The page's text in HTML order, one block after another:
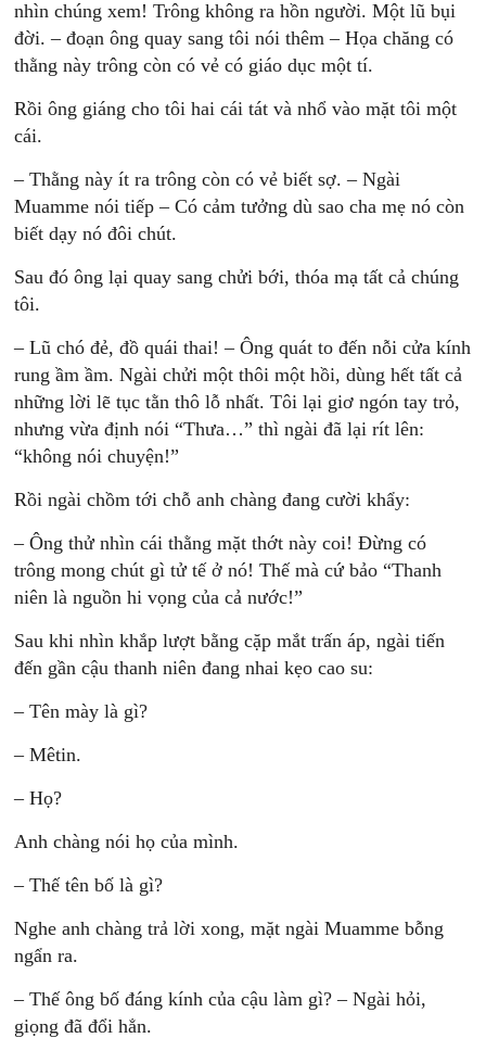
nhìn chúng xem! Trông không ra hồn người. Một lũ bụi
đời. – đoạn ông quay sang tôi nói thêm – Họa chăng có
thằng này trông còn có vẻ có giáo dục một tí.
Rồi ông giáng cho tôi hai cái tát và nhổ vào mặt tôi một
cái.
– Thằng này ít ra trông còn có vẻ biết sợ. – Ngài
Muamme nói tiếp – Có cảm tưởng dù sao cha mẹ nó còn
biết dạy nó đôi chút.
Sau đó ông lại quay sang chửi bới, thóa mạ tất cả chúng
tôi.
– Lũ chó đẻ, đồ quái thai! – Ông quát to đến nỗi cửa kính
rung ầm ầm. Ngài chửi một thôi một hồi, dùng hết tất cả
những lời lẽ tục tằn thô lỗ nhất. Tôi lại giơ ngón tay trỏ,
nhưng vừa định nói “Thưa…” thì ngài đã lại rít lên:
“không nói chuyện!”
Rồi ngài chồm tới chỗ anh chàng đang cười khẩy:
– Ông thử nhìn cái thằng mặt thớt này coi! Đừng có
trông mong chút gì tử tế ở nó! Thế mà cứ bảo “Thanh
niên là nguồn hi vọng của cả nước!”
Sau khi nhìn khắp lượt bằng cặp mắt trấn áp, ngài tiến
đến gần cậu thanh niên đang nhai kẹo cao su:
– Tên mày là gì?
– Mêtin.
– Họ?
Anh chàng nói họ của mình.
– Thế tên bố là gì?
Nghe anh chàng trả lời xong, mặt ngài Muamme bỗng
ngẩn ra.
– Thế ông bố đáng kính của cậu làm gì? – Ngài hỏi,
giọng đã đổi hẳn.